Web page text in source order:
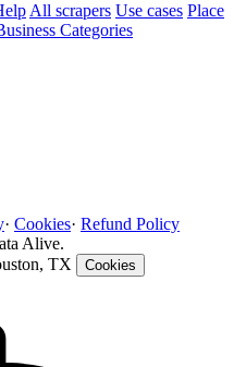
All scrapers Use cases Place
Categories
· Cookies· Refund Policy
Alive.
TX Cookies